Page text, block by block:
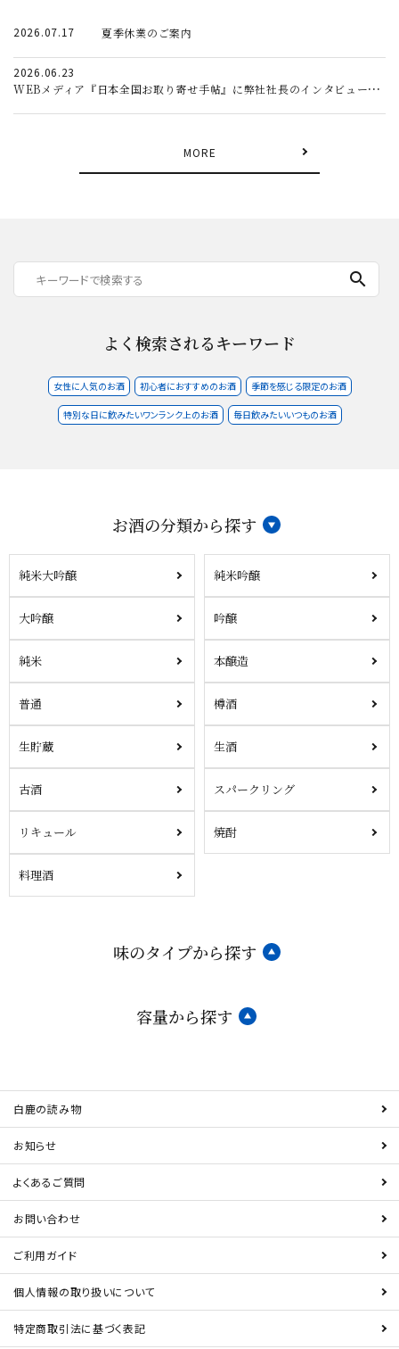
2026.07.17 夏季休業のご案内
2026.06.23
WEBメディア『日本全国お取り寄せ手帖』に弊社社長のインタビュー記事が掲載されました。
MORE
search
よく検索されるキーワード
女性に人気のお酒 初心者におすすめのお酒 季節を感じる限定のお酒
特別な日に飲みたいワンランク上のお酒 毎日飲みたいいつものお酒
お酒の分類から探す
純米大吟醸 純米吟醸
大吟醸 吟醸
純米 本醸造
普通 樽酒
生貯蔵 生酒
古酒 スパークリング
リキュール 焼酎
料理酒
味のタイプから探す
容量から探す
白鹿の読み物
お知らせ
よくあるご質問
お問い合わせ
ご利用ガイド
個人情報の取り扱いについて
特定商取引法に基づく表記